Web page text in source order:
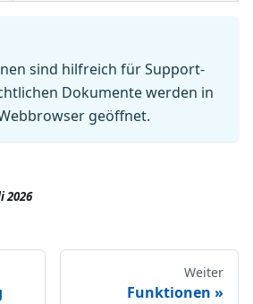
sind hilfreich für Support-
Dokumente werden in
geöffnet.
2026
Weiter
Funktionen